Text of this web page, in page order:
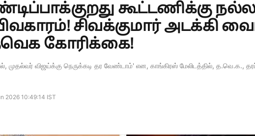
கூட்டணிக்கு
சிவக்குமார் அடக்கி
கோரிக்கை!
முதல்வர் விஜய்க்கு நெருக்கடி தர வேண்டாம்' என, காங்கிரஸ் மேலிடத்தில், த.வெ.க.,
2026 10:49:14 IST